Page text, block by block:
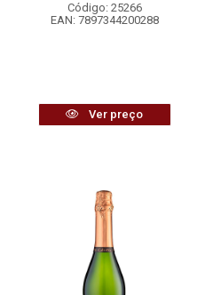
Código: 25266
EAN: 7897344200288
Ver preço